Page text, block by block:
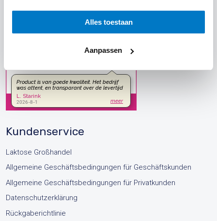
Alles toestaan
Aanpassen
info@bestwayingredients.com
Kundenservice
Laktose Großhandel
Allgemeine Geschäftsbedingungen für Geschäftskunden
Allgemeine Geschäftsbedingungen für Privatkunden
Datenschutzerklärung
Rückgaberichtlinie